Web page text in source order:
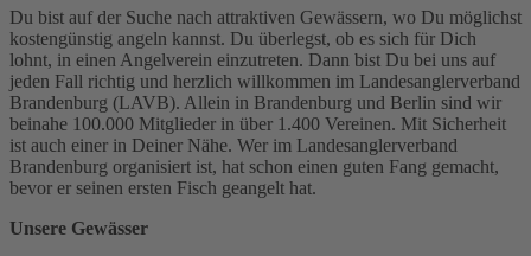
Du bist auf der Suche nach attraktiven Gewässern, wo Du möglichst
kostengünstig angeln kannst. Du überlegst, ob es sich für Dich
lohnt, in einen Angelverein einzutreten. Dann bist Du bei uns auf
jeden Fall richtig und herzlich willkommen im Landesanglerverband
Brandenburg (LAVB). Allein in Brandenburg und Berlin sind wir
beinahe 100.000 Mitglieder in über 1.400 Vereinen. Mit Sicherheit
ist auch einer in Deiner Nähe. Wer im Landesanglerverband
Brandenburg organisiert ist, hat schon einen guten Fang gemacht,
bevor er seinen ersten Fisch geangelt hat.
Unsere Gewässer